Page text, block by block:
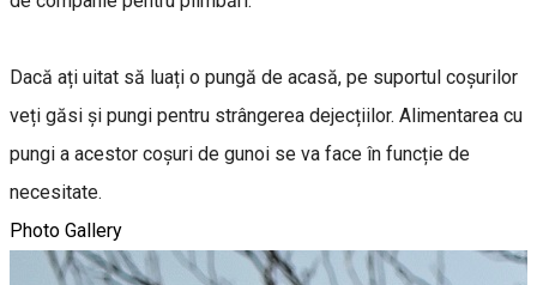
Dacă ați uitat să luați o pungă de acasă, pe suportul coșurilor
veți găsi și pungi pentru strângerea dejecțiilor. Alimentarea cu
pungi a acestor coșuri de gunoi se va face în funcție de
necesitate.
Photo Gallery